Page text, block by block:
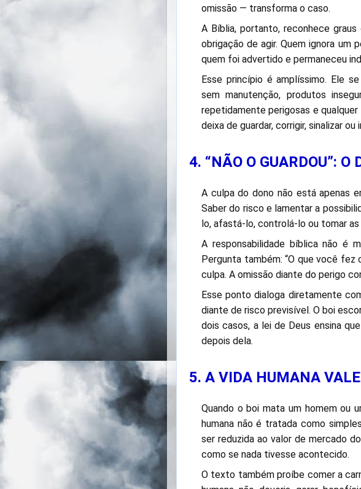
omissão — transforma o caso.
A Bíblia, portanto, reconhece
obrigação de agir. Quem ignora um
quem foi advertido e permaneceu
Esse princípio é amplíssimo. Ele
sem manutenção, produtos
repetidamente perigosas e
deixa de guardar, corrigir, sinalizar ou
4. “NÃO O GUARDOU”: O
A culpa do dono não está apenas
Saber do risco e lamentar a
lo, afastá-lo, controlá-lo ou tomar as
A responsabilidade bíblica não é
Pergunta também: “O que você fez
culpa. A omissão diante do perigo
Esse ponto dialoga diretamente
diante de risco previsível. O boi
dois casos, a lei de Deus ensina
depois dela.
5. A VIDA HUMANA
Quando o boi mata um homem ou
humana não é tratada como
ser reduzida ao valor de mercado
como se nada tivesse acontecido.
O texto também proíbe comer a